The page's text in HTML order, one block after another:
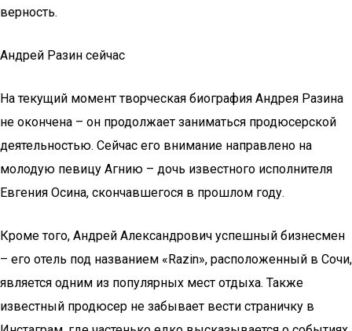
верность.
Андрей Разин сейчас
На текущий момент творческая биография Андрея Разина
не окончена – он продолжает заниматься продюсерской
деятельностью. Сейчас его внимание направлено на
молодую певицу Агнию – дочь известного исполнителя
Евгения Осина, скончавшегося в прошлом году.
Кроме того, Андрей Александрович успешный бизнесмен
– его отель под названием «Razin», расположенный в Сочи,
является одним из популярных мест отдыха. Также
известный продюсер не забывает вести страничку в